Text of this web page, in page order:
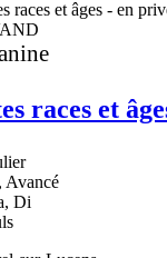
races et
Avancé
Di